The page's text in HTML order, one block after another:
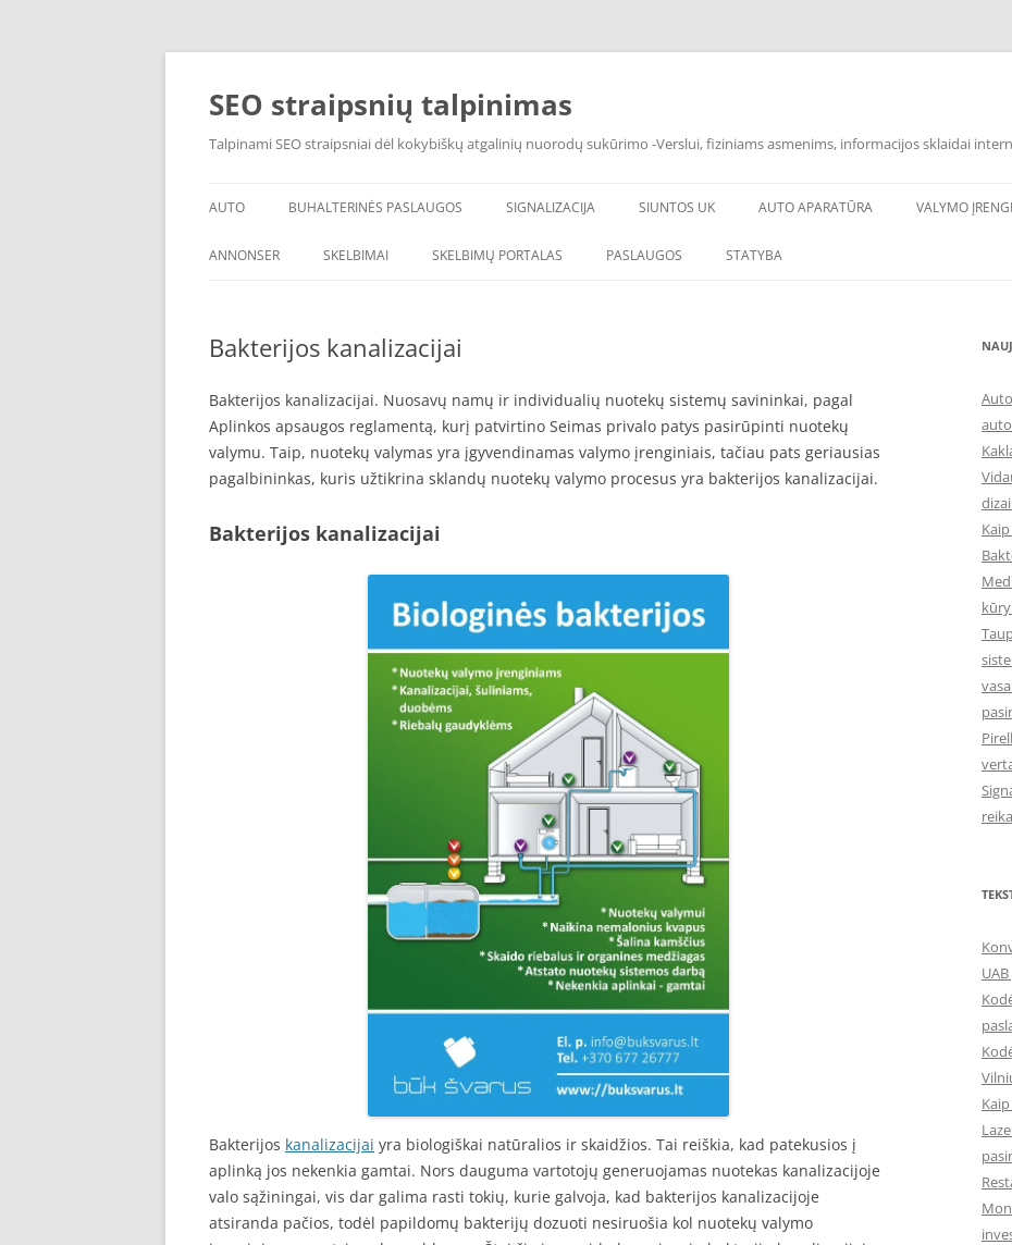
Skip
SEO straipsnių talpinimas
Talpinami SEO straipsniai dėl kokybiškų atgalinių nuorodų sukūrimo -Verslui, fiziniams asmenims, informacijos sklaidai
AUTO BUHALTERINĖS PASLAUGOS SIGNALIZACIJA SIUNTOS UK AUTO APARATŪRA VALYMO
ANNONSER SKELBIMAI SKELBIMŲ PORTALAS PASLAUGOS STATYBA
Bakterijos kanalizacijai
Bakterijos kanalizacijai. Nuosavų namų ir individualių nuotekų sistemų savininkai, pagal
Aplinkos apsaugos reglamentą, kurį patvirtino Seimas privalo patys pasirūpinti nuotekų
valymu. Taip, nuotekų valymas yra įgyvendinamas valymo įrenginiais, tačiau pats geriausias
pagalbininkas, kuris užtikrina sklandų nuotekų valymo procesus yra bakterijos kanalizacijai.
Bakterijos kanalizacijai
Bakterijos kanalizacijai yra biologiškai natūralios ir skaidžios. Tai reiškia, kad patekusios į
aplinką jos nekenkia gamtai. Nors dauguma vartotojų generuojamas nuotekas kanalizacijoje
valo sąžiningai, vis dar galima rasti tokių, kurie galvoja, kad bakterijos kanalizacijoje
atsiranda pačios, todėl papildomų bakterijų dozuoti nesiruošia kol nuotekų valymo